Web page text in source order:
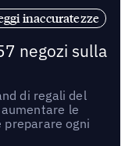
inaccuratezze
negozi sulla
di regali del
le
ogni